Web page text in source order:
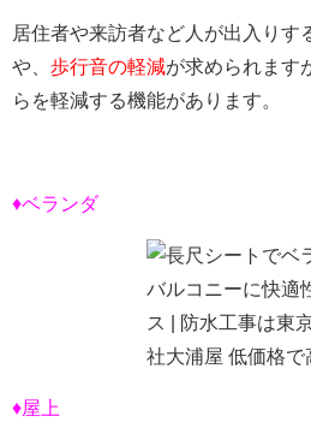
居住者や来訪者など人が出入りす
や、 歩行音の軽減が求められます
らを軽減する機能があります。
♦ベランダ
♦屋上